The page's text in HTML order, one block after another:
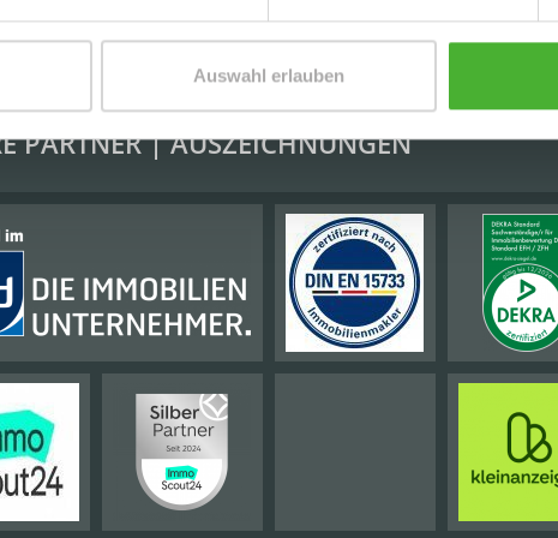
Auswahl erlauben
PARTNER | AUSZEICHNUNGEN